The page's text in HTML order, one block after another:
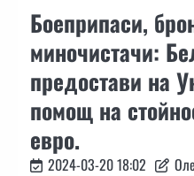
Боеприпаси,
миночистачи:
предостави на
помощ на
евро.
2024-03-20 18:02